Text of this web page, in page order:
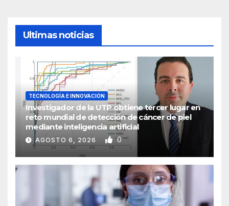
Ultimas noticias
TECNOLOGÍA E INNOVACIÓN
Investigador de la UTP obtiene tercer lugar en
reto mundial de detección de cáncer de piel
mediante inteligencia artificial
AGOSTO 6, 2026 0